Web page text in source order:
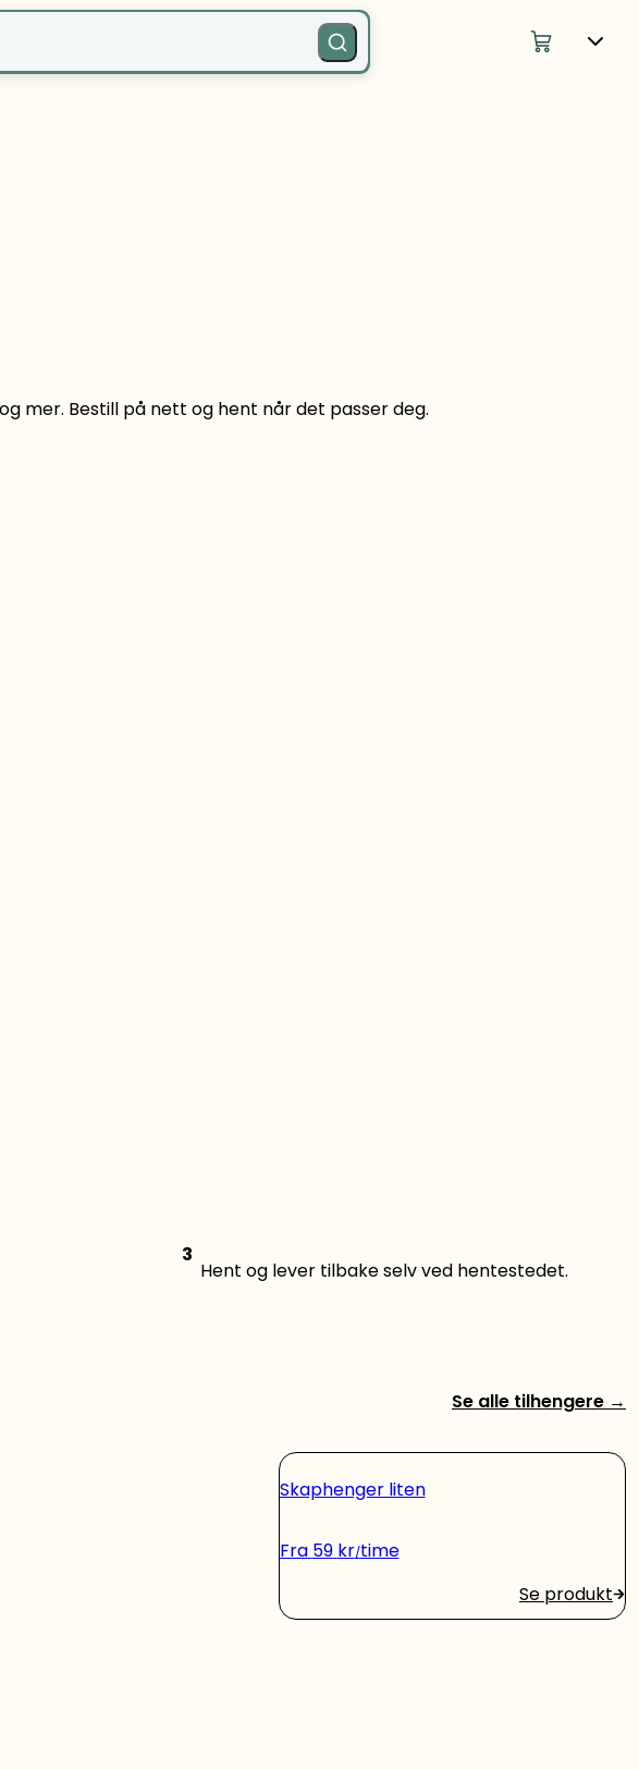
mer. Bestill på nett og hent når det passer deg.
3
Hent og lever tilbake selv ved hentestedet.
Se alle tilhengere →
Skaphenger liten
Fra 59 kr time
Se produkt